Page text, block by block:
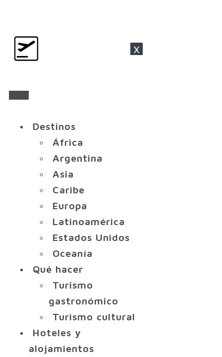
x
Destinos
África
Argentina
Asia
Caribe
Europa
Latinoamérica
Estados Unidos
Oceanía
Qué hacer
Turismo
gastronómico
Turismo cultural
Hoteles y
alojamientos